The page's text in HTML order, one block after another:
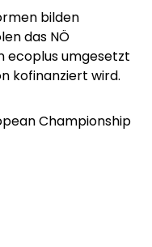
bilden
das NÖ
ecoplusumgesetzt
kofinanziert wird.
Championship